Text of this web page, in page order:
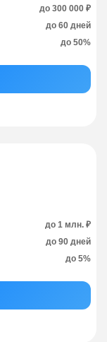
до 300 000 ₽
до 60 дней
до 50%
до 1 млн. ₽
до 90 дней
до 5%